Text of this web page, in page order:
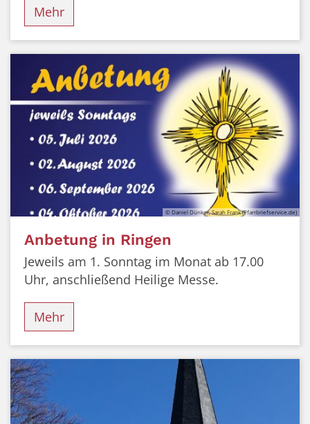
Mehr
© Daniel Dünker, Sarah Frank (Pfarrbriefservice.de)
Anbetung in Ringen
Jeweils am 1. Sonntag im Monat ab 17.00
Uhr, anschließend Heilige Messe.
Mehr